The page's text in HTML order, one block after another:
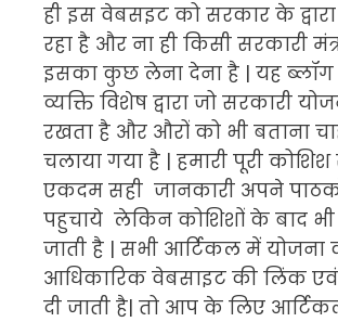
ही इस वेबसइट को सरकार के
रहा है और ना ही किसी सरकारी
इसका कुछ लेना देना है | यह ब्लॉग
व्यक्ति विशेष द्वारा जो सरकारी
रखता है और औरों को भी बताना
चलाया गया है | हमारी पूरी कोशिश
एकदम सही जानकारी अपने
पहुचाये लेकिन कोशिशों के बाद भी
जाती है | सभी आर्टिकल में योजना
आधिकारिक वेबसाइट की लिंक
दी जाती है| तो आप के लिए